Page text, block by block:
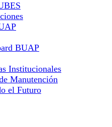
BUAP
Institucionales
Manutención
el Futuro